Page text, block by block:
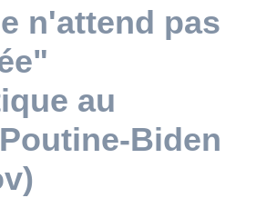
n'attend pas
au
Biden